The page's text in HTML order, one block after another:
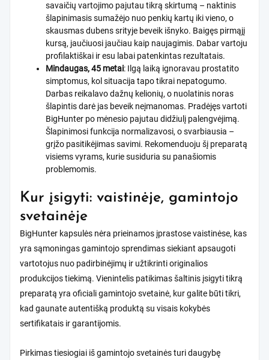
savaičių vartojimo pajutau tikrą skirtumą – naktinis
šlapinimasis sumažėjo nuo penkių kartų iki vieno, o
skausmas dubens srityje beveik išnyko. Baigęs pirmąjį
kursą, jaučiuosi jaučiau kaip naujagimis. Dabar vartoju
profilaktiškai ir esu labai patenkintas rezultatais.
Mindaugas, 45 metai: Ilgą laiką ignoravau prostatito
simptomus, kol situacija tapo tikrai nepatogumo.
Darbas reikalavo dažnų kelionių, o nuolatinis noras
šlapintis darė jas beveik neįmanomas. Pradėjęs vartoti
BigHunter po mėnesio pajutau didžiulį palengvėjimą.
Šlapinimosi funkcija normalizavosi, o svarbiausia –
grįžo pasitikėjimas savimi. Rekomenduoju šį preparatą
visiems vyrams, kurie susiduria su panašiomis
problemomis.
Kur įsigyti: vaistinėje, gamintojo
svetainėje
BigHunter kapsulės nėra prieinamos įprastose vaistinėse, kas
yra sąmoningas gamintojo sprendimas siekiant apsaugoti
vartotojus nuo padirbinėjimų ir užtikrinti originalios
produkcijos tiekimą. Vienintelis patikimas šaltinis įsigyti tikrą
preparatą yra oficiali gamintojo svetainė, kur galite būti tikri,
kad gaunate autentišką produktą su visais kokybės
sertifikatais ir garantijomis.
Pirkimas tiesiogiai iš gamintojo svetainės turi daugybę